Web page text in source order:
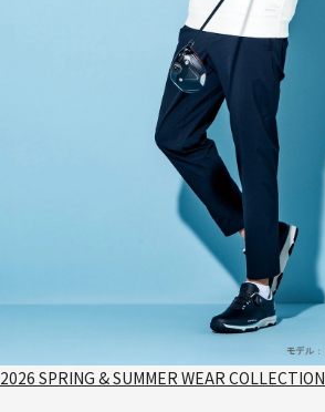
2026 SPRING & SUMMER WEAR COLLECTION